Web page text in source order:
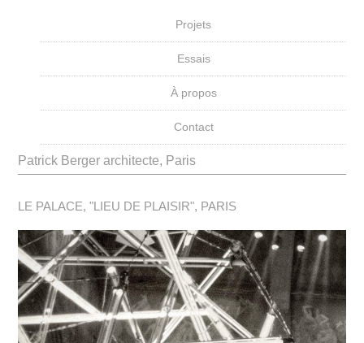
Projets
Essais
À propos
Contact
Patrick Berger architecte, Paris
LE PALACE, "LIEU DE PLAISIR", PARIS